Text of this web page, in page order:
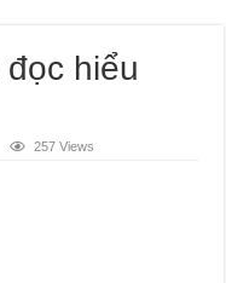
hiểu
257 Views